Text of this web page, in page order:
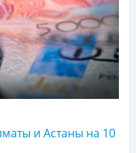
и Астаны на 10